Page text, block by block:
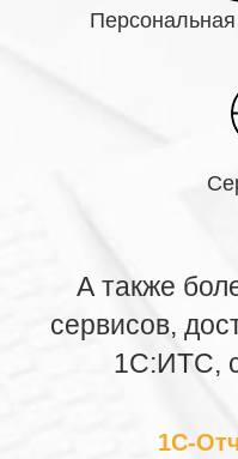
А также
сервисов,
1С:ИТС,
1С-